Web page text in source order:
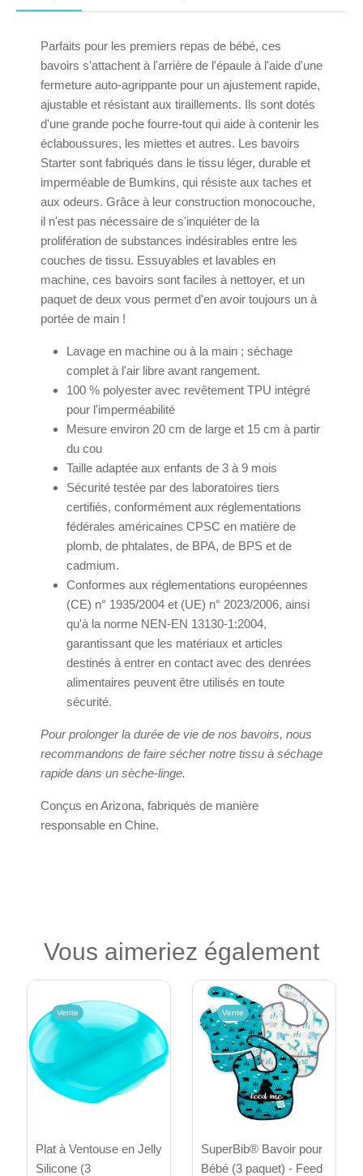
Parfaits pour les premiers repas de bébé, ces
bavoirs s'attachent à l'arrière de l'épaule à l'aide d'une
fermeture auto-agrippante pour un ajustement rapide,
ajustable et résistant aux tiraillements. Ils sont dotés
d'une grande poche fourre-tout qui aide à contenir les
éclaboussures, les miettes et autres. Les bavoirs
Starter sont fabriqués dans le tissu léger, durable et
imperméable de Bumkins, qui résiste aux taches et
aux odeurs. Grâce à leur construction monocouche,
il n'est pas nécessaire de s'inquiéter de la
prolifération de substances indésirables entre les
couches de tissu. Essuyables et lavables en
machine, ces bavoirs sont faciles à nettoyer, et un
paquet de deux vous permet d'en avoir toujours un à
portée de main !
Lavage en machine ou à la main ; séchage
complet à l'air libre avant rangement.
100 % polyester avec revêtement TPU intégré
pour l'imperméabilité
Mesure environ 20 cm de large et 15 cm à partir
du cou
Taille adaptée aux enfants de 3 à 9 mois
Sécurité testée par des laboratoires tiers
certifiés, conformément aux réglementations
fédérales américaines CPSC en matière de
plomb, de phtalates, de BPA, de BPS et de
cadmium.
Conformes aux réglementations européennes
(CE) n° 1935/2004 et (UE) n° 2023/2006, ainsi
qu'à la norme NEN-EN 13130-1:2004,
garantissant que les matériaux et articles
destinés à entrer en contact avec des denrées
alimentaires peuvent être utilisés en toute
sécurité.
Pour prolonger la durée de vie de nos bavoirs, nous
recommandons de faire sécher notre tissu à séchage
rapide dans un sèche-linge.
Conçus en Arizona, fabriqués de manière
responsable en Chine.
Vous aimeriez également
Vente
Plat à Ventouse en Jelly
Silicone (3
Vente
SuperBib® Bavoir pour
Bébé (3 paquet) - Feed